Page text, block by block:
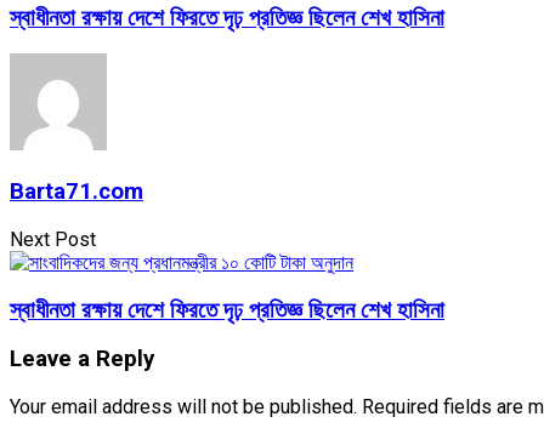
স্বাধীনতা রক্ষায় দেশে ফিরতে দৃঢ় প্রতিজ্ঞ ছিলেন শেখ হাসিনা
Barta71.com
Next Post
স্বাধীনতা রক্ষায় দেশে ফিরতে দৃঢ় প্রতিজ্ঞ ছিলেন শেখ হাসিনা
Leave a Reply
Your email address will not be published. Required fields are